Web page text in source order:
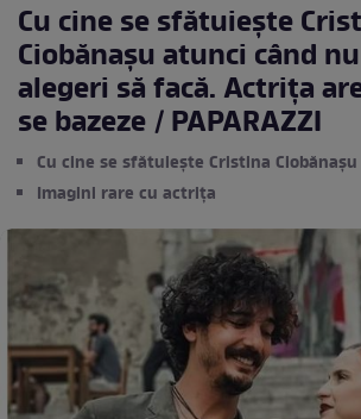
Cu cine se sfătuiește
Ciobănașu atunci când
alegeri să facă. Actrița
se bazeze / PAPARAZZI
Cu cine se sfătuiește Cristina Ciobănașu
Imagini rare cu actrița